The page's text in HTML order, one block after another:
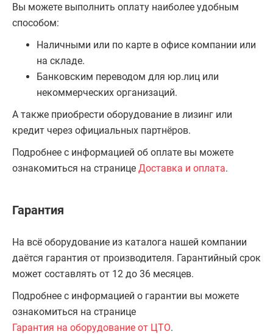
Вы можете выполнить оплату наиболее удобным
способом:
Наличными или по карте в офисе компании или
на складе.
Банковским переводом для юр.лиц или
некоммерческих организаций.
А также приобрести оборудование в лизинг или
кредит через официальных партнёров.
Подробнее с информацией об оплате вы можете
ознакомиться на странице Доставка и оплата.
Гарантия
На всё оборудование из каталога нашей компании
даётся гарантия от производителя. Гарантийный срок
может составлять от 12 до 36 месяцев.
Подробнее с информацией о гарантии вы можете
ознакомиться на странице
Гарантия на оборудование от ЦТО.